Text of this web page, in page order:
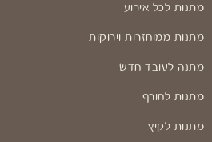
מתנות לכל אירוע
מתנות ממוחזרות וירוקות
מתנה לעובד חדש
מתנות לחורף
מתנות לקיץ